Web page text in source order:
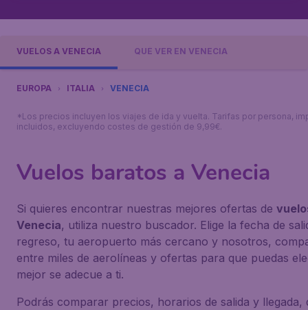
VUELOS A VENECIA QUÉ VER EN VENECIA
EUROPA ITALIA VENECIA
*Los precios incluyen los viajes de ida y vuelta. Tarifas por persona,
incluidos, excluyendo costes de gestión de 9,99€.
Vuelos baratos a Venecia
Si quieres encontrar nuestras mejores ofertas de
Venecia, utiliza nuestro buscador. Elige la fecha de
regreso, tu aeropuerto más cercano y nosotros,
entre miles de aerolíneas y ofertas para que puedas
mejor se adecue a ti.
Podrás comparar precios, horarios de salida y llegada,